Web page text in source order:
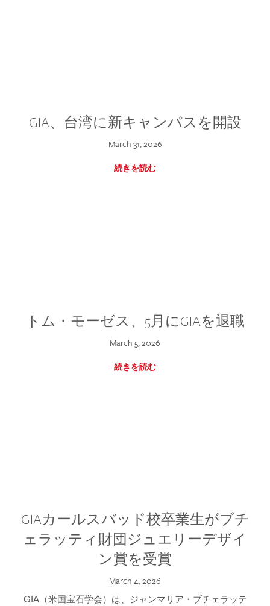
GIA、台湾に新キャンパスを開設
March 31, 2026
続きを読む
トム・モーゼス、5月にGIAを退職
March 5, 2026
続きを読む
GIAカールスバッド校卒業生がブチ
ェラッティ財団ジュエリーデザイ
ン賞を受賞
March 4, 2026
GIA（米国宝石学会）は、ジャンマリア・ブチェラッテ